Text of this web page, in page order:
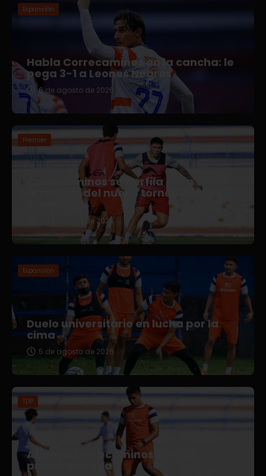
Expansión
Habla Correcaminos en la cancha: le
pega 3-1 a Leones Negros
6 de agosto de 2026
Premier
Correcaminos se perfila para el
arranque del nuevo torneo en Liga
5 de agosto de 2026
Expansión
Duelo universitario en lucha por la
cima
5 de agosto de 2026
TDP
Afianza Correcaminos TDP su
pretemporada